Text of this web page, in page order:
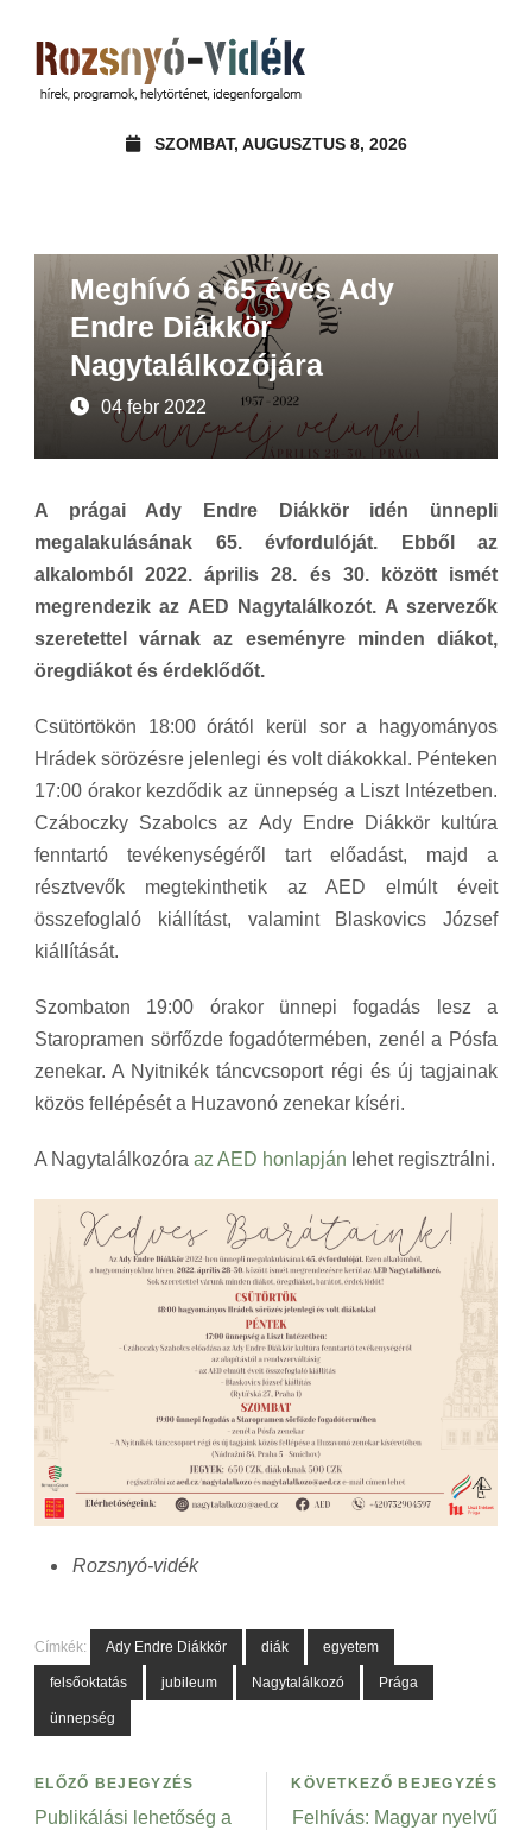
SZOMBAT, AUGUSZTUS 8, 2026
Meghívó a 65 éves Ady
Endre Diákkör
Nagytalálkozójára
04 febr 2022
A prágai Ady Endre Diákkör idén ünnepli
megalakulásának 65. évfordulóját. Ebből az
alkalomból 2022. április 28. és 30. között ismét
megrendezik az AED Nagytalálkozót. A szervezők
szeretettel várnak az eseményre minden diákot,
öregdiákot és érdeklődőt.
Csütörtökön 18:00 órától kerül sor a hagyományos
Hrádek sörözésre jelenlegi és volt diákokkal. Pénteken
17:00 órakor kezdődik az ünnepség a Liszt Intézetben.
Czáboczky Szabolcs az Ady Endre Diákkör kultúra
fenntartó tevékenységéről tart előadást, majd a
résztvevők megtekinthetik az AED elmúlt éveit
összefoglaló kiállítást, valamint Blaskovics József
kiállítását.
Szombaton 19:00 órakor ünnepi fogadás lesz a
Staropramen sörfőzde fogadótermében, zenél a Pósfa
zenekar. A Nyitnikék táncvcsoport régi és új tagjainak
közös fellépését a Huzavonó zenekar kíséri.
A Nagytalálkozóra az AED honlapján lehet regisztrálni.
Rozsnyó-vidék
Címkék: Ady Endre Diákkör diák egyetem
felsőoktatás jubileum Nagytalálkozó Prága
ünnepség
ELŐZŐ BEJEGYZÉS
Publikálási lehetőség a
KÖVETKEZŐ BEJEGYZÉS
Felhívás: Magyar nyelvű